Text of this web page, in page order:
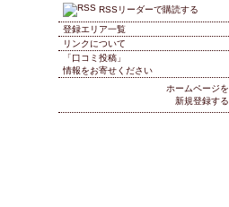
RSSリーダーで購読する
登録エリア一覧
リンクについて
「口コミ投稿」
情報をお寄せください
ホームページを
新規登録する